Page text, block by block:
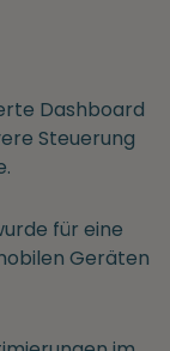
Dashboard
Steuerung
für eine
Geräten